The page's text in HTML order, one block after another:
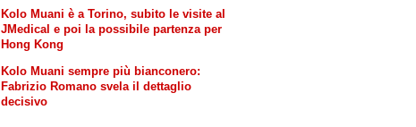
Kolo Muani è a Torino, subito le visite al
JMedical e poi la possibile partenza per
Hong Kong
Kolo Muani sempre più bianconero:
Fabrizio Romano svela il dettaglio
decisivo